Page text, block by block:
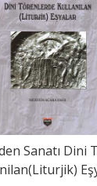
Sanatı Dini